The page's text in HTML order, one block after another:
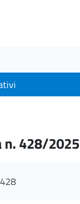
n. 428/2025
428